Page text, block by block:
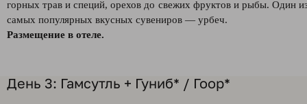
горных трав и специй, орехов до свежих фруктов и рыбы. Один
самых популярных вкусных сувениров — урбеч.
Размещение в отеле.
День 3: Гамсутль + Гуниб* / Гоор*